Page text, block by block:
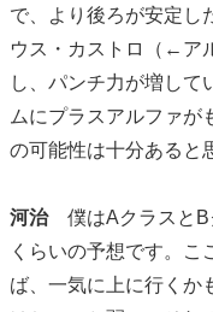
で、より後ろが安定し
ウス・カストロ（←ア
し、パンチ力が増して
ムにプラスアルファが
の可能性は十分あると
河治僕はAクラスとB
くらいの予想です。こ
ば、一気に上に行くか